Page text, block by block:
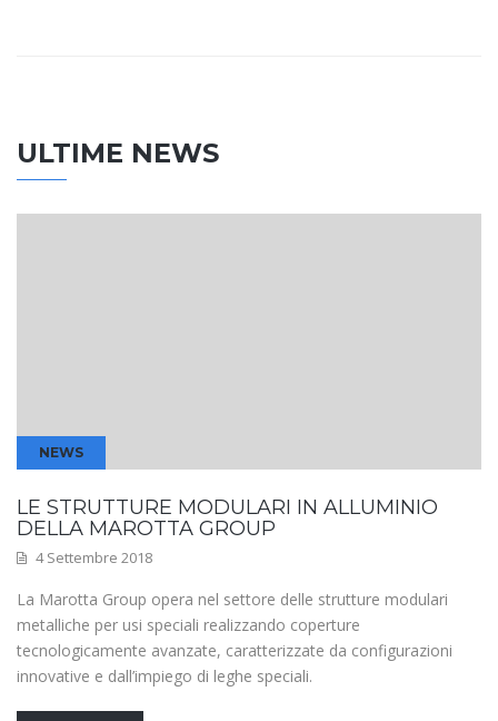
ULTIME NEWS
NEWS
LE STRUTTURE MODULARI IN ALLUMINIO
DELLA MAROTTA GROUP
4 Settembre 2018
La Marotta Group opera nel settore delle strutture modulari
metalliche per usi speciali realizzando coperture
tecnologicamente avanzate, caratterizzate da configurazioni
innovative e dall’impiego di leghe speciali.